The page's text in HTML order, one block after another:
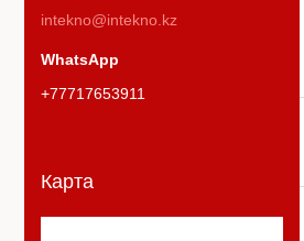
intekno@intekno.kz
+77717653911
Карта